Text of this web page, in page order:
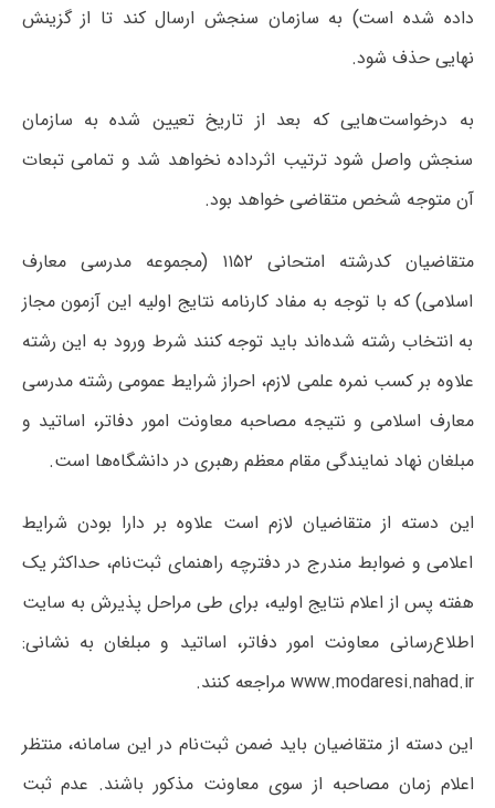
داده شده است) به سازمان سنجش ارسال کند تا از گزینش
نهایی حذف شود.
به درخواست‌هایی که بعد از تاریخ تعیین شده به سازمان
سنجش واصل شود ترتیب اثرداده نخواهد شد و تمامی تبعات
آن متوجه شخص متقاضی خواهد بود.
متقاضیان کدرشته امتحانی ۱۱۵۲ (مجموعه مدرسی معارف
اسلامی) که با توجه به مفاد کارنامه نتایج اولیه این آزمون مجاز
به انتخاب رشته شده‌اند باید توجه کنند شرط ورود به این رشته
علاوه بر کسب نمره علمی لازم، احراز شرایط عمومی رشته مدرسی
معارف اسلامی و نتیجه مصاحبه معاونت امور دفاتر، اساتید و
مبلغان نهاد نمایندگی مقام معظم رهبری در دانشگاه‌ها است.
این دسته از متقاضیان لازم است علاوه بر دارا بودن شرایط
اعلامی و ضوابط مندرج در دفترچه راهنمای ثبت‌نام، حداکثر یک
هفته پس از اعلام نتایج اولیه، برای طی مراحل پذیرش به سایت
اطلاع‌رسانی معاونت امور دفاتر، اساتید و مبلغان به نشانی:
www.modaresi.nahad.ir مراجعه کنند.
این دسته از متقاضیان باید ضمن ثبت‌نام در این سامانه، منتظر
اعلام زمان مصاحبه از سوی معاونت مذکور باشند. عدم ثبت